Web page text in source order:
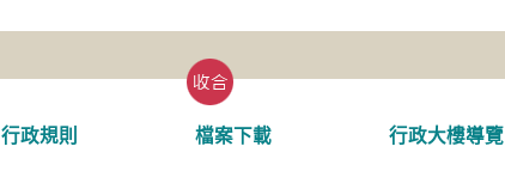
行政規則 檔案下載 行政大樓導覽